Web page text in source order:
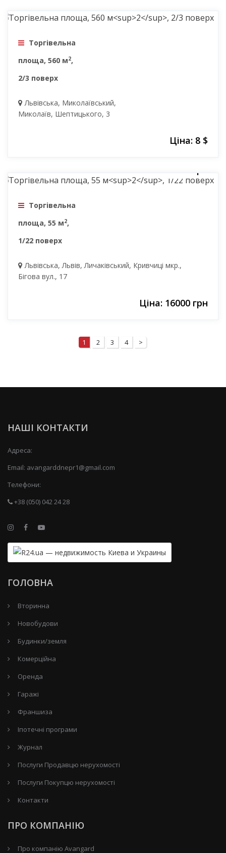
Ціна: 8 $
Торгівельна
площа, 560 м2,
2/3 поверх
Львівська, Миколаївський,
Миколаїв, Шептицького, 3
Ціна: 16000 грн
Торгівельна
площа, 55 м2,
1/22 поверх
Львівська, Львів, Личаківський, Кривчиці мкр.,
Бігова вул., 17
1 2 3 4 >
НАШІ КОНТАКТИ
Адреса:
Email: avangarddnepr1@gmail.com
Телефони:
+38 (050) 042 24 28
ГОЛОВНА
Вторинна
Новобудови
Будинки/земля
Комерційна
Оренда
Гаражі
Франшиза
Іпотечні програми
Журнал
Послуги Продавцю нерухомості
Послуги Покупцю нерухомості
Контакти
ПРО КОМПАНІЮ
Про компанію Avangard